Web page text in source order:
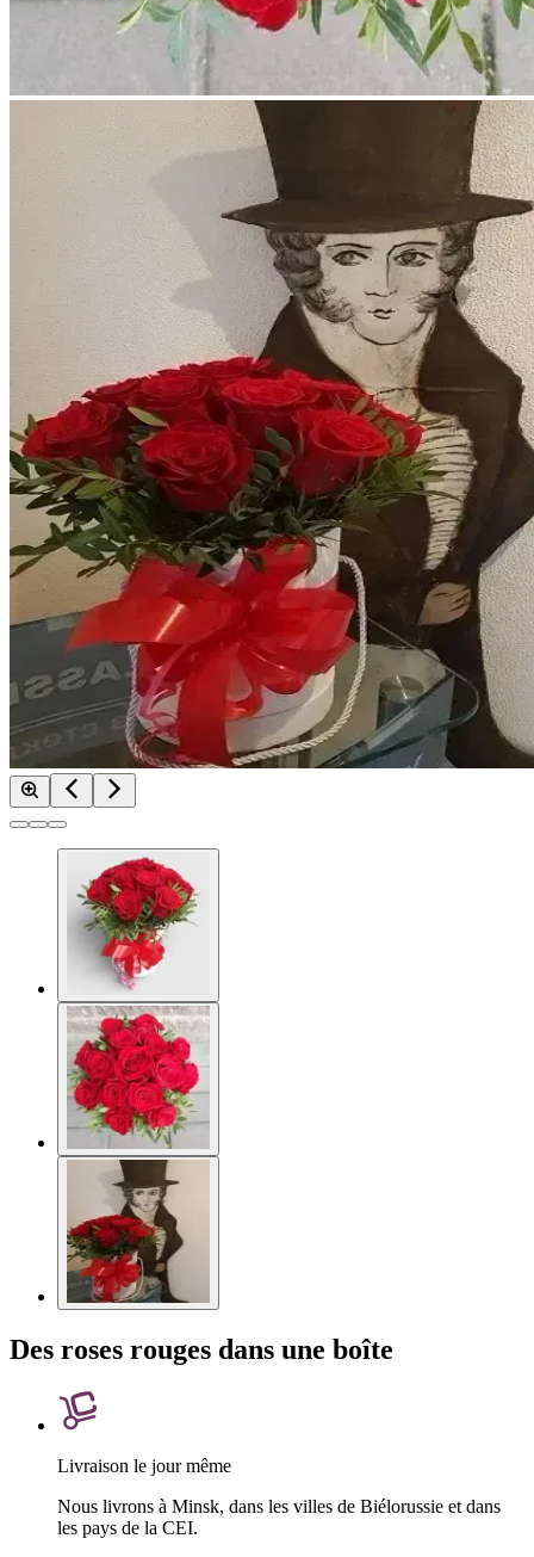
Des roses rouges dans une boîte
Livraison le jour même
Nous livrons à Minsk, dans les villes de Biélorussie et dans
les pays de la CEI.